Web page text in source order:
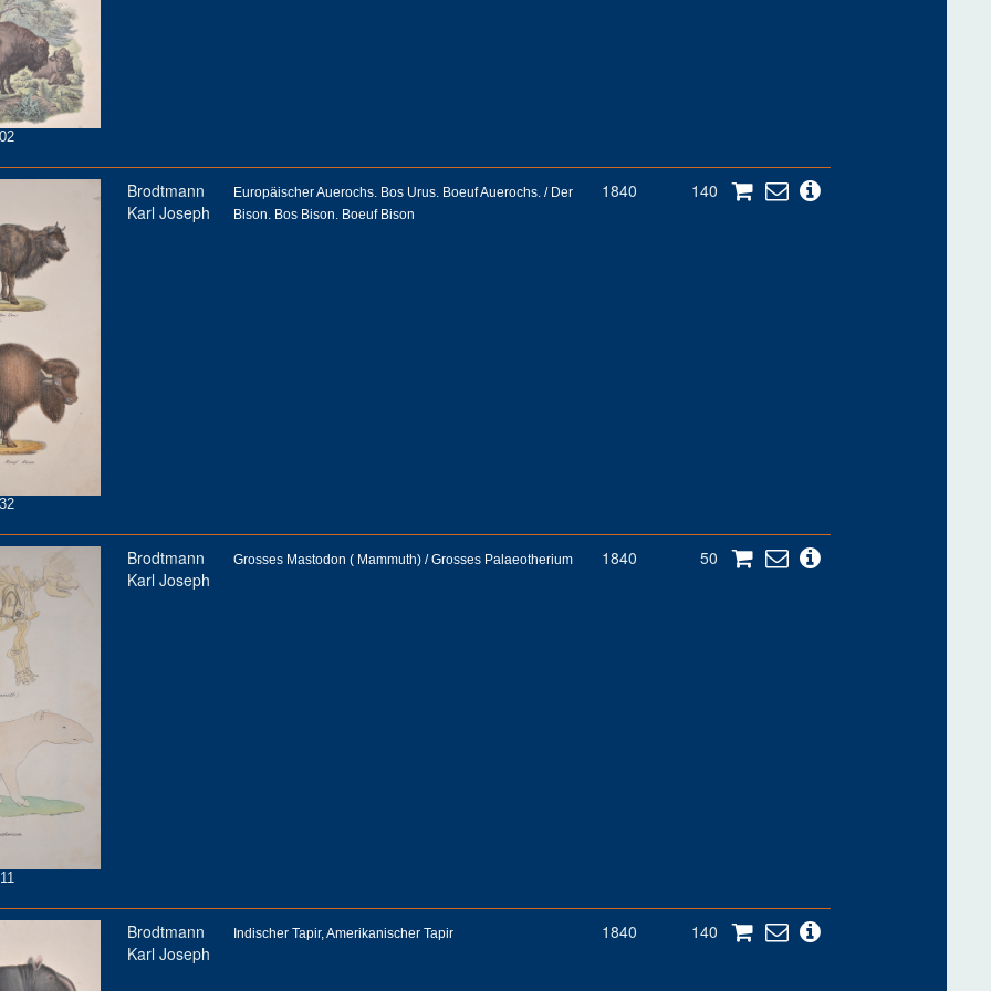
Brodtmann
Karl Joseph
Europäischer Auerochs. Bos Urus. Boeuf Auerochs. / Der
Bison. Bos Bison. Boeuf Bison
1840 140
Brodtmann
Karl Joseph
Grosses Mastodon ( Mammuth) / Grosses Palaeotherium 1840 50
Brodtmann
Karl Joseph
Indischer Tapir, Amerikanischer Tapir 1840 140